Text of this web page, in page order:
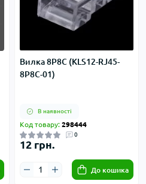
Вилка 8P8C (KLS12-RJ45-
8P8C-01)
В наявності
Код товару: 298444
0
12 грн.
До кошика